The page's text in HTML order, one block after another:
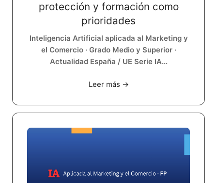
protección y formación como
prioridades
Inteligencia Artificial aplicada al Marketing y
el Comercio · Grado Medio y Superior ·
Actualidad España / UE Serie IA...
Leer más →